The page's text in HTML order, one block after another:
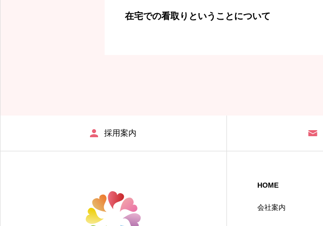
在宅での看取りということについて
採用案内
HOME
会社案内